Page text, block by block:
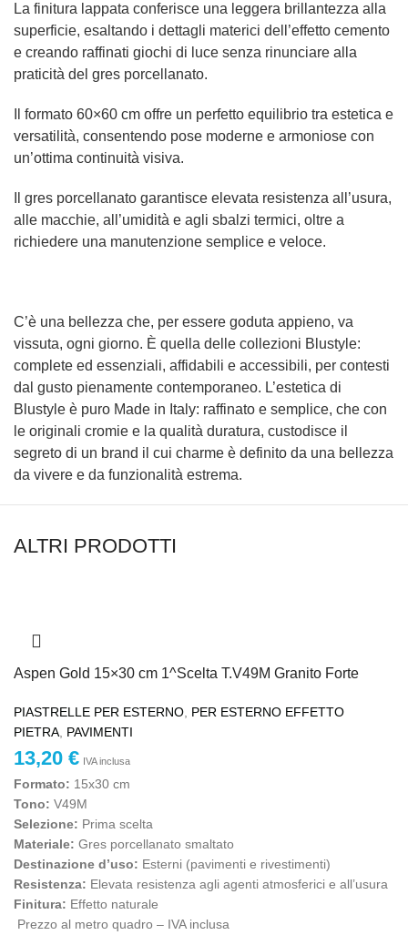
La finitura lappata conferisce una leggera brillantezza alla
superficie, esaltando i dettagli materici dell’effetto cemento
e creando raffinati giochi di luce senza rinunciare alla
praticità del gres porcellanato.
Il formato 60×60 cm offre un perfetto equilibrio tra estetica e
versatilità, consentendo pose moderne e armoniose con
un’ottima continuità visiva.
Il gres porcellanato garantisce elevata resistenza all’usura,
alle macchie, all’umidità e agli sbalzi termici, oltre a
richiedere una manutenzione semplice e veloce.
C’è una bellezza che, per essere goduta appieno, va
vissuta, ogni giorno. È quella delle collezioni Blustyle:
complete ed essenziali, affidabili e accessibili, per contesti
dal gusto pienamente contemporaneo. L’estetica di
Blustyle è puro Made in Italy: raffinato e semplice, che con
le originali cromie e la qualità duratura, custodisce il
segreto di un brand il cui charme è definito da una bellezza
da vivere e da funzionalità estrema.
ALTRI PRODOTTI
Aspen Gold 15×30 cm 1^Scelta T.V49M Granito Forte
PIASTRELLE PER ESTERNO PER ESTERNO EFFETTO
PIETRA PAVIMENTI
13,20 € IVA inclusa
Formato: 15x30 cm
Tono: V49M
Selezione: Prima scelta
Materiale: Gres porcellanato smaltato
Destinazione d’uso: Esterni (pavimenti e rivestimenti)
Resistenza: Elevata resistenza agli agenti atmosferici e all’usura
Finitura: Effetto naturale
Prezzo al metro quadro – IVA inclusa